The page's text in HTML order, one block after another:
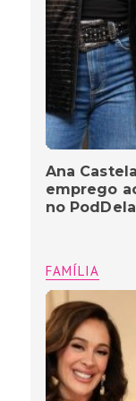
Ana
emprego
no
FAMÍLIA